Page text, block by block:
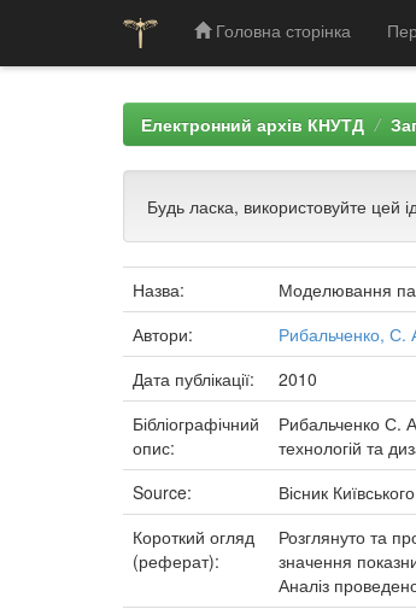
Головна сторінка
Електронний архів КНУТД
Будь ласка, використовуйте цей
Назва:
Моделювання
Автори:
Рибальченко, С.
Дата публікації:
2010
Бібліографічний
опис:
Рибальченко С.
технологій та
Source:
Вісник
Короткий огляд
(реферат):
Розглянуто та
значення
Аналіз